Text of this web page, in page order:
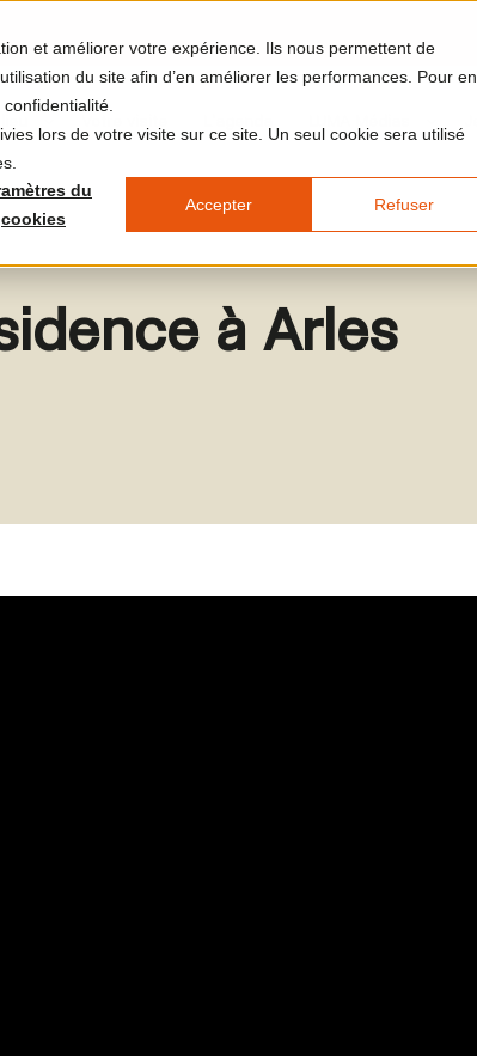
et améliorer votre expérience. Ils nous permettent de
du site afin d’en améliorer les performances. Pour en
lors de votre visite sur ce site. Un seul cookie sera utilisé
du
cookies
Accepter Refuser
à Arles